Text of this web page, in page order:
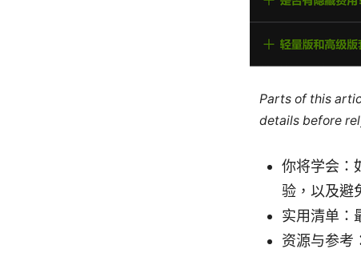
Parts of this
details before
你将学会：
验，以及避
实用清单：
资源与参考